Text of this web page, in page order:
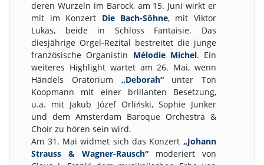
deren Wurzeln im Barock, am 15. Juni wirkt er
mit im Konzert Die Bach-Söhne, mit Viktor
Lukas, beide in Schloss Fantaisie. Das
diesjährige Orgel-Rezital bestreitet die junge
französische Organistin Mélodie Michel. Ein
weiteres Highlight wartet am 26. Mai, wenn
Händels Oratorium „Deborah“unter Ton
Koopmann mit einer brillanten Besetzung,
u.a. mit Jakub Józef Orliński, Sophie Junker
und dem Amsterdam Baroque Orchestra &
Choir zu hören sein wird.
Am 31. Mai widmet sich das Konzert „Johann
Strauss & Wagner-Rausch“ moderiert von